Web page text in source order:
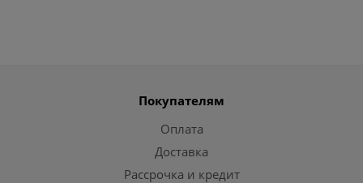
Покупателям
Оплата
Доставка
Рассрочка и кредит